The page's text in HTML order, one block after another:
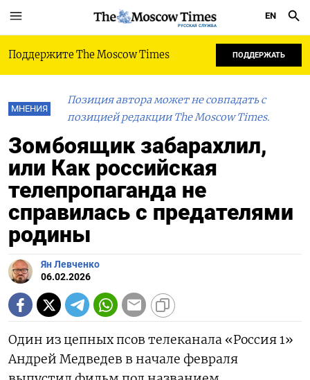
РУССКАЯ СЛУЖБА
EN
Поддержите The Moscow Times ПОДДЕРЖАТЬ
МНЕНИЯ
Позиция автора может не совпадать с
позицией редакции The Moscow Times.
Зомбоящик забарахлил,
или Как российская
телепропаганда не
справилась с предателями
родины
Ян Левченко
06.02.2026
Один из цепных псов телеканала «Россия 1»
Андрей Медведев в начале февраля